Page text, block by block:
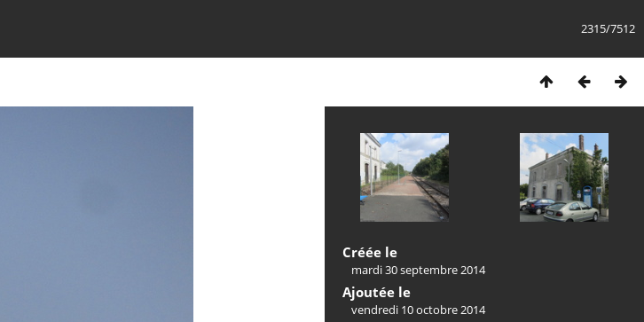
2315/7512
Créée le
mardi 30 septembre 2014
Ajoutée le
vendredi 10 octobre 2014